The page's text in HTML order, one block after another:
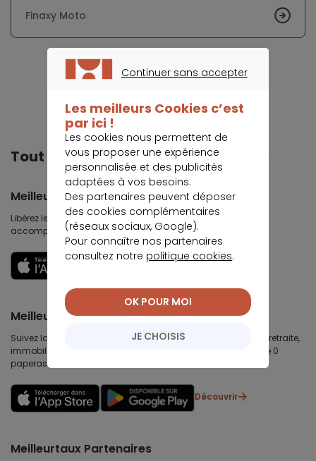
Finaxy Moto
Tout Meilleurtaux dans votre poche
Meilleurtaux
Libérez le potentiel de vos projets : préparez-les, suivez-les,
accomplissez-les.
Découvrir
Meilleurtaux Placement
Suivez la performance de tous vos contrats (assurance vie, retraite,
immobilier, défiscalisation) et re-versez facilement. Garantie 0
paperasse.
Découvrir
Meilleurtaux Partenaires
Continuer sans accepter
Les meilleurs Cookies c’est
par ici !
Les cookies nous permettent de
vous proposer une expérience
personnalisée et des publicités
adaptées à vos besoins.
Des partenaires peuvent déposer
des cookies complémentaires
(réseaux sociaux, Google).
Pour connaître nos partenaires
consultez notre politique cookies.
JE CHOISIS
OK POUR MOI